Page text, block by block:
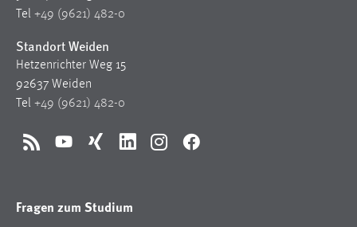
Tel +49 (9621) 482-0
Standort Weiden
Hetzenrichter Weg 15
92637 Weiden
Tel +49 (9621) 482-0
RSS YouTubeXing LinkedInInstagramFacebook
Fragen zum Studium
1 Jahr
Performance
Name:
staticfilecache
Zweck: